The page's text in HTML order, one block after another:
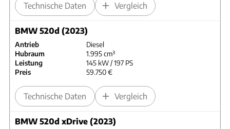
Technische Daten Vergleich
BMW 520d (2023)
Antrieb
Diesel
Hubraum
1.995 cm³
Leistung
145 kW / 197 PS
Preis
59.750 €
Technische Daten Vergleich
BMW 520d xDrive (2023)